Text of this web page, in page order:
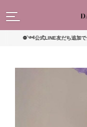
❁༺公式LINE友だち追加でクー